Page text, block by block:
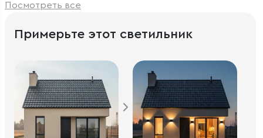
Посмотреть все
Примерьте этот светильник